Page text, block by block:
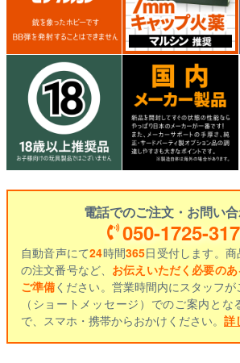
電話でのご注文・お問い
050-1725-
自動音声にて24時間365日受付します。
の注文番号など、 お伝えいただく必要の
ご準備ください。営業時間内にスタッフ
（ショートメッセージ）でのご案内と
で、スマホ・携帯からおかけください。 詳